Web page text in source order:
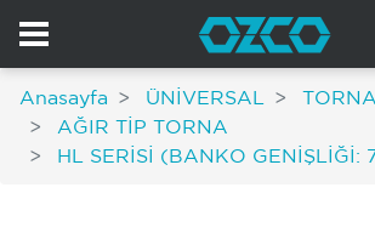
Anasayfa ÜNİVERSAL
TORNA
AĞIR TİP TORNA
HL SERİSİ (BANKO GENİŞLİĞİ: